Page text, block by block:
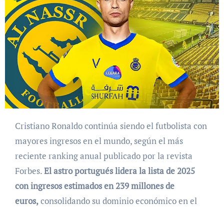
Cristiano Ronaldo continúa siendo el futbolista con
mayores ingresos en el mundo, según el más
reciente ranking anual publicado por la revista
Forbes.El astro portugués lidera la lista de 2025
con ingresos estimados en 239 millones de
euros,consolidando su dominio económico en el